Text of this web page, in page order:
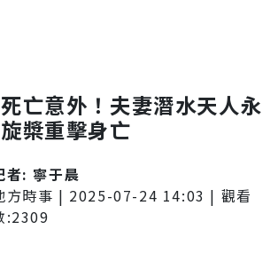
亡意外！夫妻潛水天人永
槳重擊身亡
者: 寧于晨
方時事 | 2025-07-24 14:03 | 觀看
:2309